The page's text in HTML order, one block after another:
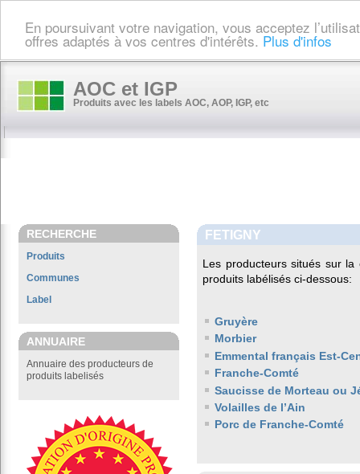
En poursuivant votre navigation, vous acceptez
offres adaptés à vos centres d'intérêts. Plus d'infos
AOC et IGP
Produits avec les labels AOC, AOP, IGP, etc
RECHERCHE
Produits
Communes
Label
ANNUAIRE
Annuaire des producteurs de
produits labelisés
FETIGNY
Les producteurs situés sur
produits labélisés ci-dessous:
Gruyère
Morbier
Emmental français Est-
Franche-Comté
Saucisse de Morteau ou
Volailles de l’Ain
Porc de Franche-Comté